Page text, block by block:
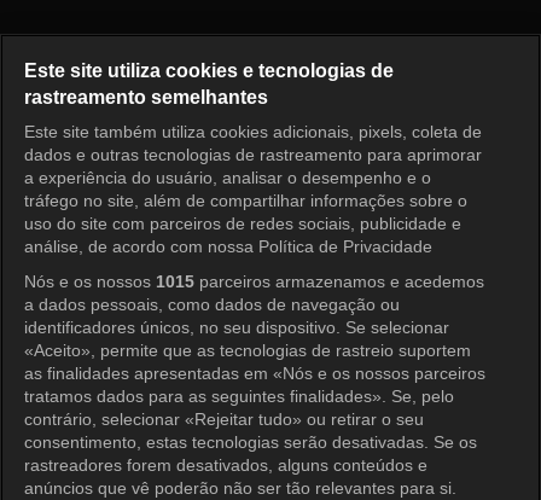
Entrar
Este site utiliza cookies e tecnologias de
rastreamento semelhantes
Este site também utiliza cookies adicionais, pixels, coleta de
dados e outras tecnologias de rastreamento para aprimorar
a experiência do usuário, analisar o desempenho e o
tráfego no site, além de compartilhar informações sobre o
uso do site com parceiros de redes sociais, publicidade e
análise, de acordo com nossa Política de Privacidade
Nós e os nossos 1015 parceiros armazenamos e acedemos
a dados pessoais, como dados de navegação ou
identificadores únicos, no seu dispositivo. Se selecionar
«Aceito», permite que as tecnologias de rastreio suportem
as finalidades apresentadas em «Nós e os nossos parceiros
tratamos dados para as seguintes finalidades». Se, pelo
contrário, selecionar «Rejeitar tudo» ou retirar o seu
consentimento, estas tecnologias serão desativadas. Se os
rastreadores forem desativados, alguns conteúdos e
anúncios que vê poderão não ser tão relevantes para si.